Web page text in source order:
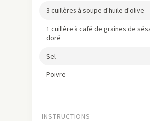
3 cuillères à soupe d'huile d'olive
1 cuillère à café de graines de
doré
Sel
Poivre
INSTRUCTIONS